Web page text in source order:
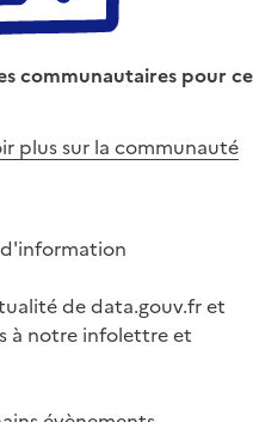
communautaires pour ce
plus sur la communauté
de data.gouv.fr et
à notre infolettre et